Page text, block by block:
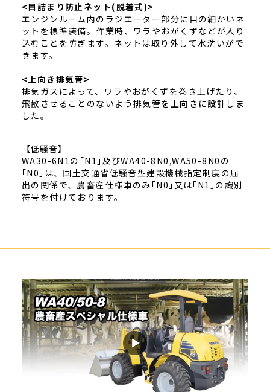
<目詰まり防止ネット(脱着式)>
エンジンルーム内のラジエーター部分に目の細かいネ
ットを標準装備。作業時、ワラやおがくずなどが入り
込むことを防ぎます。ネットは取り外して水洗いがで
きます。
<上向き排気管>
排気ガスによって、ワラやおがくずを巻き上げたり、
飛散させることのないよう排気管を上向きに設計しま
した。
【低騒音】
WA30-6N1の｢N1｣及びWA40-8N0,WA50-8N0の
｢N0｣は、国土交通省低騒音型建設機械指定制度の届
出の関係で、農畜産仕様車のみ｢N0｣又は｢N1｣の識別
符号を付けております。